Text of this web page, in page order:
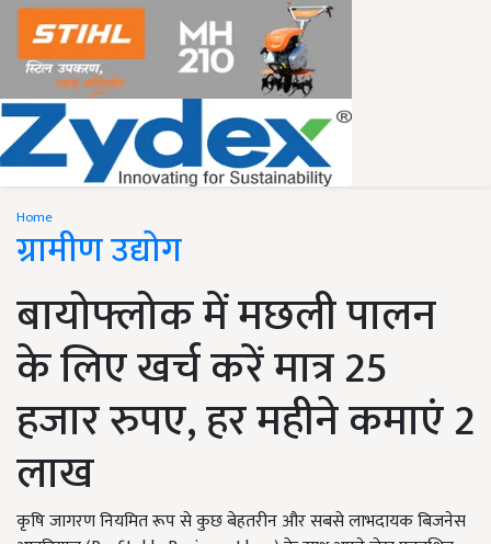
Home
ग्रामीण उद्योग
बायोफ्लोक में मछली पालन
के लिए खर्च करें मात्र 25
हजार रुपए, हर महीने कमाएं 2
लाख
कृषि जागरण नियमित रूप से कुछ बेहतरीन और सबसे लाभदायक बिजनेस